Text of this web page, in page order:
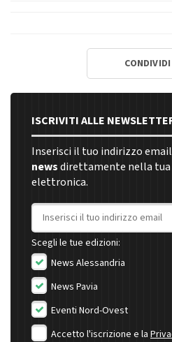
CONDIVIDI
ISCRIVITI ALLE
Inserisci il tuo indirizzo
newsdirettamente nella tua
elettronica.
Indirizzo email
Scegli le tue edizioni:
News Alessandria
News Pavia
Eventi Nord-Ovest
Accetto l'iscrizione e la